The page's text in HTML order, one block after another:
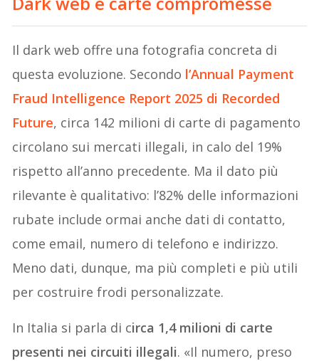
Il dark web offre una fotografia concreta di
questa evoluzione. Secondo l’Annual Payment
Fraud Intelligence Report 2025 di Recorded
Future, circa 142 milioni di carte di pagamento
circolano sui mercati illegali, in calo del 19%
rispetto all’anno precedente. Ma il dato più
rilevante è qualitativo: l’82% delle informazioni
rubate include ormai anche dati di contatto,
come email, numero di telefono e indirizzo.
Meno dati, dunque, ma più completi e più utili
per costruire frodi personalizzate.
In Italia si parla di circa 1,4 milioni di carte
presenti nei circuiti illegali. «Il numero, preso